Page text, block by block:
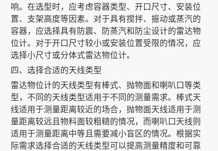
响。在选型时，应考虑容器类型、开口尺寸、安装位
置、支架高度等因素。对于具有搅拌、振动或蒸汽的
容器，应选择具有防震、防蒸汽和防尘设计的雷达物
位计。对于开口尺寸较小或安装位置受限的情况，应
选择小尺寸或分体式雷达物位计。
四、选择合适的天线类型
雷达物位计的天线类型有棒式、抛物面和喇叭口等类
型，不同的天线类型适用于不同的测量需求。棒式天
线适用于测量距离较近的场合，抛物面天线适用于测
量距离较远且物料面较粗糙的情况，而喇叭口天线则
适用于测量距离中等且需要减小盲区的情况。根据实
际需求选择合适的天线类型可以提高测量精度和可靠